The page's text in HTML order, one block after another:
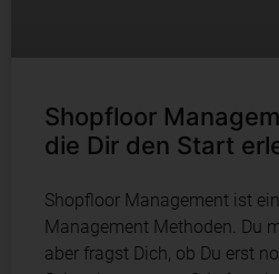
Shopfloor
die Dir den Start
Shopfloor Management ist
Management Methoden. Du
aber fragst Dich, ob Du erst